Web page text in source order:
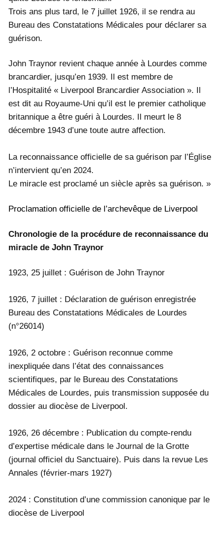
Trois ans plus tard, le 7 juillet 1926, il se rendra au
Bureau des Constatations Médicales pour déclarer sa
guérison.
John Traynor revient chaque année à Lourdes comme
brancardier, jusqu’en 1939. Il est membre de
l’Hospitalité « Liverpool Brancardier Association ». Il
est dit au Royaume-Uni qu’il est le premier catholique
britannique a être guéri à Lourdes. Il meurt le 8
décembre 1943 d’une toute autre affection.
La reconnaissance officielle de sa guérison par l’Église
n’intervient qu’en 2024.
Le miracle est proclamé un siècle après sa guérison. »
Proclamation officielle de l’archevêque de Liverpool
Chronologie de la procédure de reconnaissance du
miracle de John Traynor
1923, 25 juillet : Guérison de John Traynor
1926, 7 juillet : Déclaration de guérison enregistrée
Bureau des Constatations Médicales de Lourdes
(n°26014)
1926, 2 octobre : Guérison reconnue comme
inexpliquée dans l’état des connaissances
scientifiques, par le Bureau des Constatations
Médicales de Lourdes, puis transmission supposée du
dossier au diocèse de Liverpool.
1926, 26 décembre : Publication du compte-rendu
d’expertise médicale dans le Journal de la Grotte
(journal officiel du Sanctuaire). Puis dans la revue Les
Annales (février-mars 1927)
2024 : Constitution d’une commission canonique par le
diocèse de Liverpool